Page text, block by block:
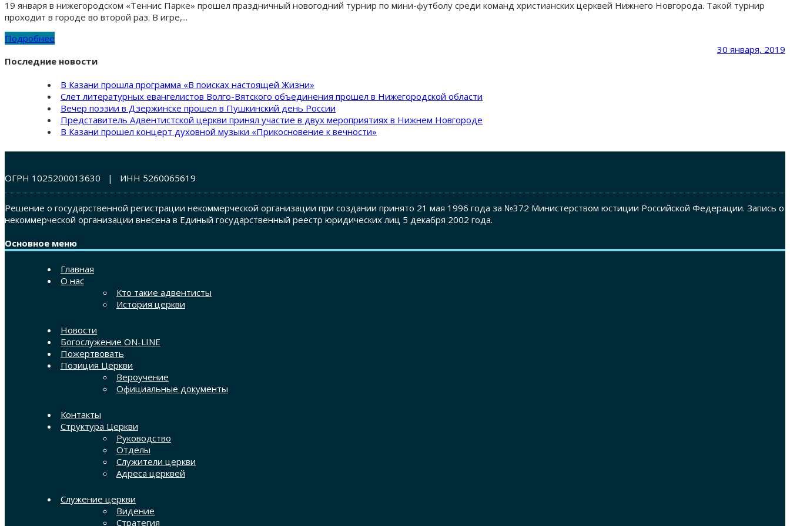
19 января в нижегородском «Теннис Парке» прошел праздничный новогодний турнир по мини-футболу среди команд христианских церквей Нижнего Новгорода. Такой турнир
проходит в городе во второй раз. В игре,...
Подробнее
30 января, 2019
Последние новости
В Казани прошла программа «В поисках настоящей Жизни»
Слет литературных евангелистов Волго-Вятского объединения прошел в Нижегородской области
Вечер поэзии в Дзержинске прошел в Пушкинский день России
Представитель Адвентистской церкви принял участие в двух мероприятиях в Нижнем Новгороде
В Казани прошел концерт духовной музыки «Прикосновение к вечности»
ОГРН 1025200013630 | ИНН 5260065619
Решение о государственной регистрации некоммерческой организации при создании принято 21 мая 1996 года за №372 Министерством юстиции Российской Федерации. Запись о
некоммерческой организации внесена в Единый государственный реестр юридических лиц 5 декабря 2002 года.
Основное меню
Главная
О нас
Кто такие адвентисты
История церкви
Новости
Богослужение ON-LINE
Пожертвовать
Позиция Церкви
Вероучение
Официальные документы
Контакты
Структура Церкви
Руководство
Отделы
Служители церкви
Адреса церквей
Служение церкви
Видение
Стратегия